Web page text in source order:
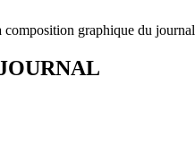
composition graphique du journal